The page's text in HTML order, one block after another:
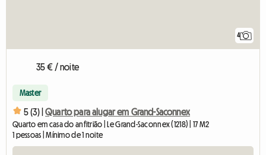
4
35 € / noite
Master
5 (3) | Quarto para alugar em Grand-Saconnex
Quarto em casa do anfitrião | Le Grand-Saconnex (1218) | 17 M2
1 pessoas | Mínimo de 1 noite